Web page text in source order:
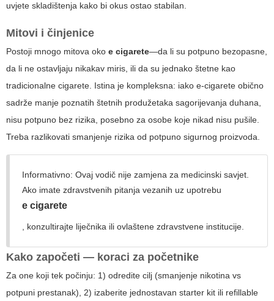
uvjete skladištenja kako bi okus ostao stabilan.
Mitovi i činjenice
Postoji mnogo mitova oko e cigarete—da li su potpuno bezopasne,
da li ne ostavljaju nikakav miris, ili da su jednako štetne kao
tradicionalne cigarete. Istina je kompleksna: iako e-cigarete obično
sadrže manje poznatih štetnih produžetaka sagorijevanja duhana,
nisu potpuno bez rizika, posebno za osobe koje nikad nisu pušile.
Treba razlikovati smanjenje rizika od potpuno sigurnog proizvoda.
Informativno: Ovaj vodič nije zamjena za medicinski savjet.
Ako imate zdravstvenih pitanja vezanih uz upotrebu
e cigarete
, konzultirajte liječnika ili ovlaštene zdravstvene institucije.
Kako započeti — koraci za početnike
Za one koji tek počinju: 1) odredite cilj (smanjenje nikotina vs
potpuni prestanak), 2) izaberite jednostavan starter kit ili refillable